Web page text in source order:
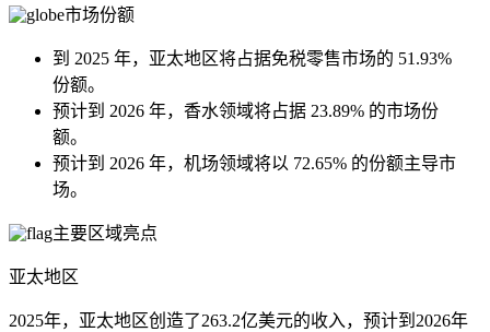
市场份额
到 2025 年，亚太地区将占据免税零售市场的 51.93%
份额。
预计到 2026 年，香水领域将占据 23.89% 的市场份
额。
预计到 2026 年，机场领域将以 72.65% 的份额主导市
场。
主要区域亮点
亚太地区
2025年，亚太地区创造了263.2亿美元的收入，预计到2026年